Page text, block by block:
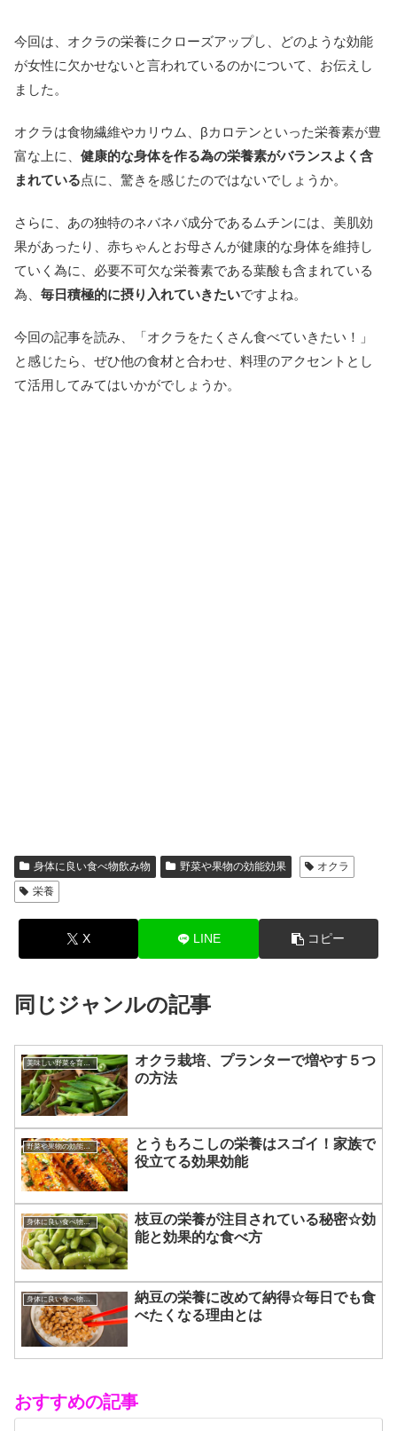
今回は、オクラの栄養にクローズアップし、どのような効能
が女性に欠かせないと言われているのかについて、お伝えし
ました。
オクラは食物繊維やカリウム、βカロテンといった栄養素が豊
富な上に、 健康的な身体を作る為の栄養素がバランスよく含
まれている点に、驚きを感じたのではないでしょうか。
さらに、あの独特のネバネバ成分であるムチンには、美肌効
果があったり、赤ちゃんとお母さんが健康的な身体を維持し
ていく為に、必要不可欠な栄養素である葉酸も含まれている
為、 毎日積極的に摂り入れていきたいですよね。
今回の記事を読み、「オクラをたくさん食べていきたい！」
と感じたら、ぜひ他の食材と合わせ、料理のアクセントとし
て活用してみてはいかがでしょうか。
身体に良い食べ物飲み物 野菜や果物の効能効果
オクラ
栄養
X LINE コピー
同じジャンルの記事
美味しい野菜を育てるコツ
オクラ栽培、プランターで増やす５つ
の方法
野菜や果物の効能効果
とうもろこしの栄養はスゴイ！家族で
役立てる効果効能
身体に良い食べ物飲み物
枝豆の栄養が注目されている秘密☆効
能と効果的な食べ方
身体に良い食べ物飲み物
納豆の栄養に改めて納得☆毎日でも食
べたくなる理由とは
おすすめの記事